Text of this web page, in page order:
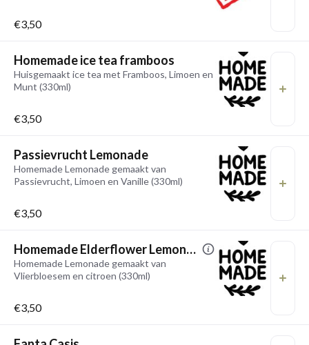
€3,50
Homemade ice tea framboos
Huisgemaakt ice tea met Framboos, Limoen en
Munt (330ml)
€3,50
Passievrucht Lemonade
Homemade Lemonade gemaakt van
Passievrucht, Limoen en Vanille (330ml)
€3,50
Homemade Elderflower Lemonade
Homemade Lemonade gemaakt van
Vlierbloesem en citroen (330ml)
€3,50